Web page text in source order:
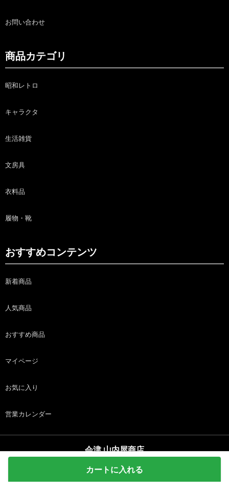
カートに入れる
お問い合わせ
商品カテゴリ
昭和レトロ
キャラクタ
生活雑貨
文房具
衣料品
履物・靴
おすすめコンテンツ
新着商品
人気商品
おすすめ商品
マイページ
お気に入り
営業カレンダー
会津 山内屋商店
copyright (c) 会津 山内屋商店 all rights reserved.
商品 カート